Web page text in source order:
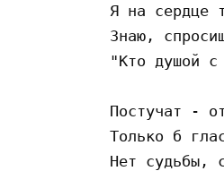
Я на сердце
Знаю,
"Кто душой
Постучат -
Только б
Нет судьбы,